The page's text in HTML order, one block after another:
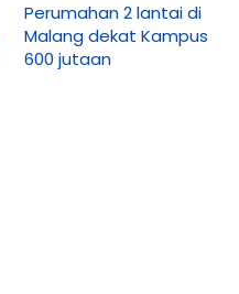
Perumahan 2 lantai di
Malang dekat Kampus
600 jutaan